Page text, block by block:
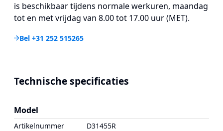
is beschikbaar tijdens normale werkuren, maandag
tot en met vrijdag van 8.00 tot 17.00 uur (MET).
Bel +31 252 515265
Technische specificaties
Model
Artikelnummer
D31455R